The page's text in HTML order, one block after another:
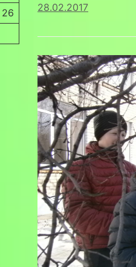
26
28.02.2017